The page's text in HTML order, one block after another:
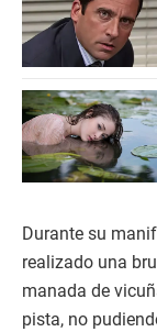
Durante su
realizado una
manada de
pista, no